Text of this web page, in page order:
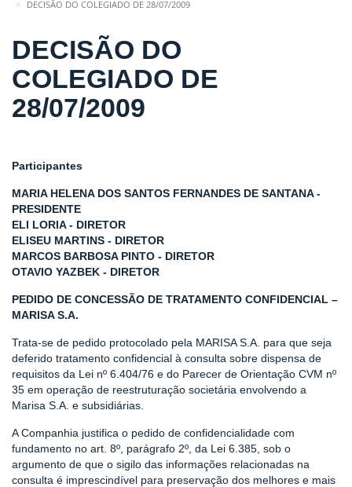
DECISÃO DO COLEGIADO DE 28/07/2009
DECISÃO DO
COLEGIADO DE
28/07/2009
Participantes
MARIA HELENA DOS SANTOS FERNANDES DE SANTANA -
PRESIDENTE
ELI LORIA - DIRETOR
ELISEU MARTINS - DIRETOR
MARCOS BARBOSA PINTO - DIRETOR
OTAVIO YAZBEK - DIRETOR
PEDIDO DE CONCESSÃO DE TRATAMENTO CONFIDENCIAL –
MARISA S.A.
Trata-se de pedido protocolado pela MARISA S.A. para que seja
deferido tratamento confidencial à consulta sobre dispensa de
requisitos da Lei nº 6.404/76 e do Parecer de Orientação CVM nº
35 em operação de reestruturação societária envolvendo a
Marisa S.A. e subsidiárias.
A Companhia justifica o pedido de confidencialidade com
fundamento no art. 8º, parágrafo 2º, da Lei 6.385, sob o
argumento de que o sigilo das informações relacionadas na
consulta é imprescindível para preservação dos melhores e mais